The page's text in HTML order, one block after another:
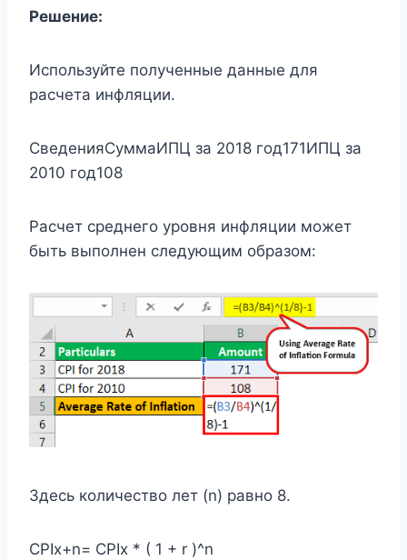
Решение:
Используйте полученные данные для
расчета инфляции.
СведенияСуммаИПЦ за 2018 год171ИПЦ за
2010 год108
Расчет среднего уровня инфляции может
быть выполнен следующим образом:
Здесь количество лет (n) равно 8.
CPIx+n= CPIx * ( 1 + r )^n